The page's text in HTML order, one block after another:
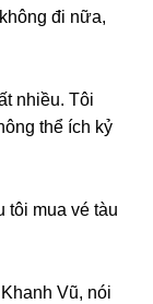
đi nữa,
nhiều. Tôi
thể ích kỷ
tôi mua vé tàu
Vũ, nói